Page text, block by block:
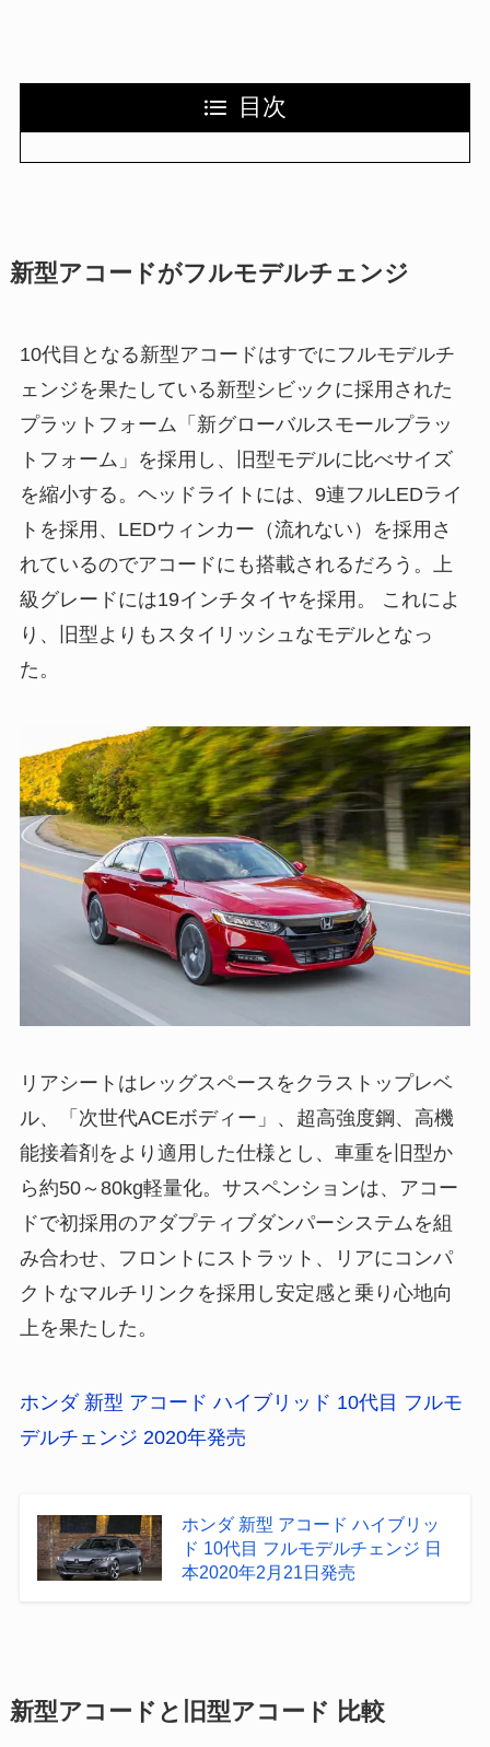
目次
新型アコードがフルモデルチェンジ
10代目となる新型アコードはすでにフルモデルチ
ェンジを果たしている新型シビックに採用された
プラットフォーム「新グローバルスモールプラッ
トフォーム」を採用し、旧型モデルに比べサイズ
を縮小する。ヘッドライトには、9連フルLEDライ
トを採用、LEDウィンカー（流れない）を採用さ
れているのでアコードにも搭載されるだろう。上
級グレードには19インチタイヤを採用。 これによ
り、旧型よりもスタイリッシュなモデルとなっ
た。
リアシートはレッグスペースをクラストップレベ
ル、「次世代ACEボディー」、超高強度鋼、高機
能接着剤をより適用した仕様とし、車重を旧型か
ら約50～80kg軽量化。サスペンションは、アコー
ドで初採用のアダプティブダンパーシステムを組
み合わせ、フロントにストラット、リアにコンパ
クトなマルチリンクを採用し安定感と乗り心地向
上を果たした。
ホンダ 新型 アコード ハイブリッド 10代目 フルモ
デルチェンジ 2020年発売
ホンダ 新型 アコード ハイブリッ
ド 10代目 フルモデルチェンジ 日
本2020年2月21日発売
新型アコードと旧型アコード 比較